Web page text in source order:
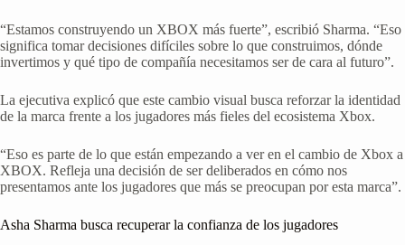
“Estamos construyendo un XBOX más fuerte”, escribió Sharma. “Eso
significa tomar decisiones difíciles sobre lo que construimos, dónde
invertimos y qué tipo de compañía necesitamos ser de cara al futuro”.
La ejecutiva explicó que este cambio visual busca reforzar la identidad
de la marca frente a los jugadores más fieles del ecosistema Xbox.
“Eso es parte de lo que están empezando a ver en el cambio de Xbox a
XBOX. Refleja una decisión de ser deliberados en cómo nos
presentamos ante los jugadores que más se preocupan por esta marca”.
Asha Sharma busca recuperar la confianza de los jugadores